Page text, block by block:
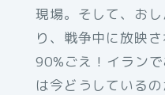
現場。そして、お
り、戦争中に放映
90%ごえ！イラン
は今どうしているの